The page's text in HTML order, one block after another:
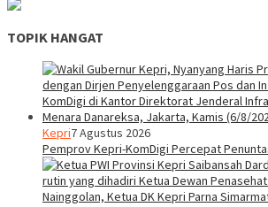
TOPIK HANGAT
Kepri7 Agustus 2026
Pemprov Kepri-KomDigi Percepat